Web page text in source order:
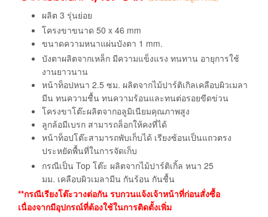
ผลิต 3 รุ่นย่อย
โครงขาขนาด 50 x 46 mm
ขนาดความหนาแผ่นบังตา 1 mm.
บังตาผลิตจากเหล็ก มีความแข็งแรง ทนทาน อายุการใช้
งานยาวนาน
หน้าท็อปหนา 2.5 ซม. ผลิตจากไม้ปาร์ติเกิลเคลือบผิวเมลา
มีน ทนความชื้น ทนความร้อนและทนต่อรอยขีดข่วน
โครงขาโต๊ะผลิตจากอลูมิเนียมคุณภาพสูง
ลูกล้อมีเบรก สามารถล็อกให้คงที่ได้
หน้าท็อปโต๊ะสามารถพับเก็บได้ เรียงซ้อนเป็นแถวตรง
ประหยัดพื้นที่ในการจัดเก็บ
กรณีเป็น Top โต๊ะ ผลิตจากไม้ปาร์ติเกิ้ล หนา 25
มม. เคลือบผิวเมลามีน กันร้อน กันชื้น
**กรณีเรียงโต๊ะวางต่อกัน รบกวนแจ้งเจ้าหน้าที่ก่อนสั่งซื้อ
เนื่องจากมีอุปกรณ์ที่ต้องใช้ในการติดตั้งเพิ่ม